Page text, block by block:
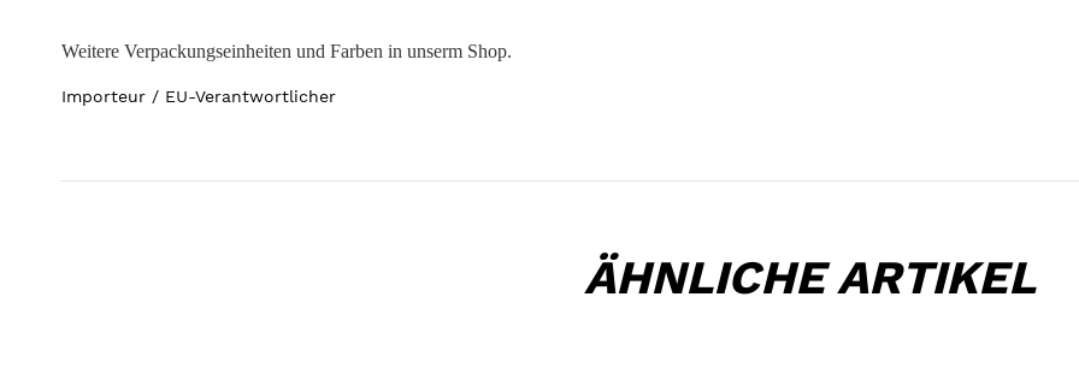
Weitere Verpackungseinheiten und Farben in unserm Shop.
Importeur / EU-Verantwortlicher
ÄHNLICHE ARTIKEL